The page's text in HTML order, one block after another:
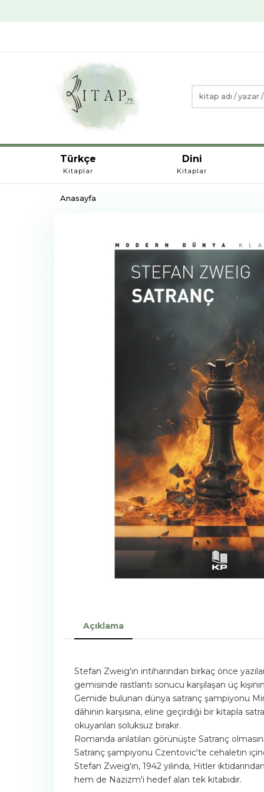
Türkçe
Kitaplar
Dini
Kitaplar
Anasayfa
Açıklama
Stefan Zweig'ın intiharından birkaç önce
gemisinde rastlantı sonucu karşılaşan üç
Gemide bulunan dünya satranç şampiyonu
dâhinin karşısına, eline geçirdiği bir kitapla
okuyanları soluksuz bırakır.
Romanda anlatılan görünüşte Satranç
Satranç şampiyonu Czentovic'te cehaletin
Stefan Zweig'ın, 1942 yılında, Hitler
hem de Nazizm'i hedef alan tek kitabıdır.